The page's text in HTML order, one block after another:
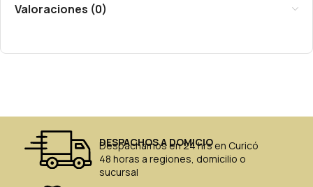
Valoraciones (0)
DESPACHOS A DOMICIO
Despachamos en 24 hrs en Curicó
48 horas a regiones, domicilio o
sucursal